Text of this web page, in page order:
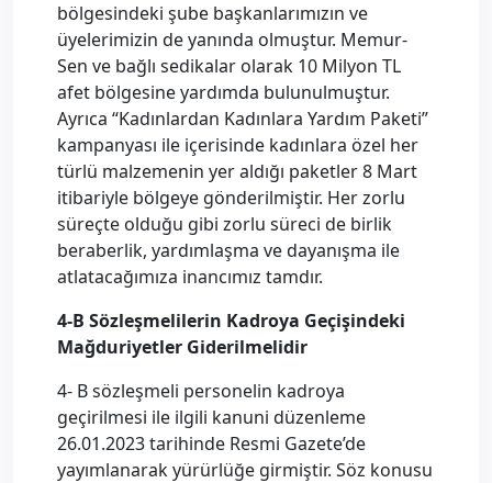
bölgesindeki şube başkanlarımızın ve
üyelerimizin de yanında olmuştur. Memur-
Sen ve bağlı sedikalar olarak 10 Milyon TL
afet bölgesine yardımda bulunulmuştur.
Ayrıca “Kadınlardan Kadınlara Yardım Paketi”
kampanyası ile içerisinde kadınlara özel her
türlü malzemenin yer aldığı paketler 8 Mart
itibariyle bölgeye gönderilmiştir. Her zorlu
süreçte olduğu gibi zorlu süreci de birlik
beraberlik, yardımlaşma ve dayanışma ile
atlatacağımıza inancımız tamdır.
4-B Sözleşmelilerin Kadroya Geçişindeki
Mağduriyetler Giderilmelidir
4- B sözleşmeli personelin kadroya
geçirilmesi ile ilgili kanuni düzenleme
26.01.2023 tarihinde Resmi Gazete’de
yayımlanarak yürürlüğe girmiştir. Söz konusu